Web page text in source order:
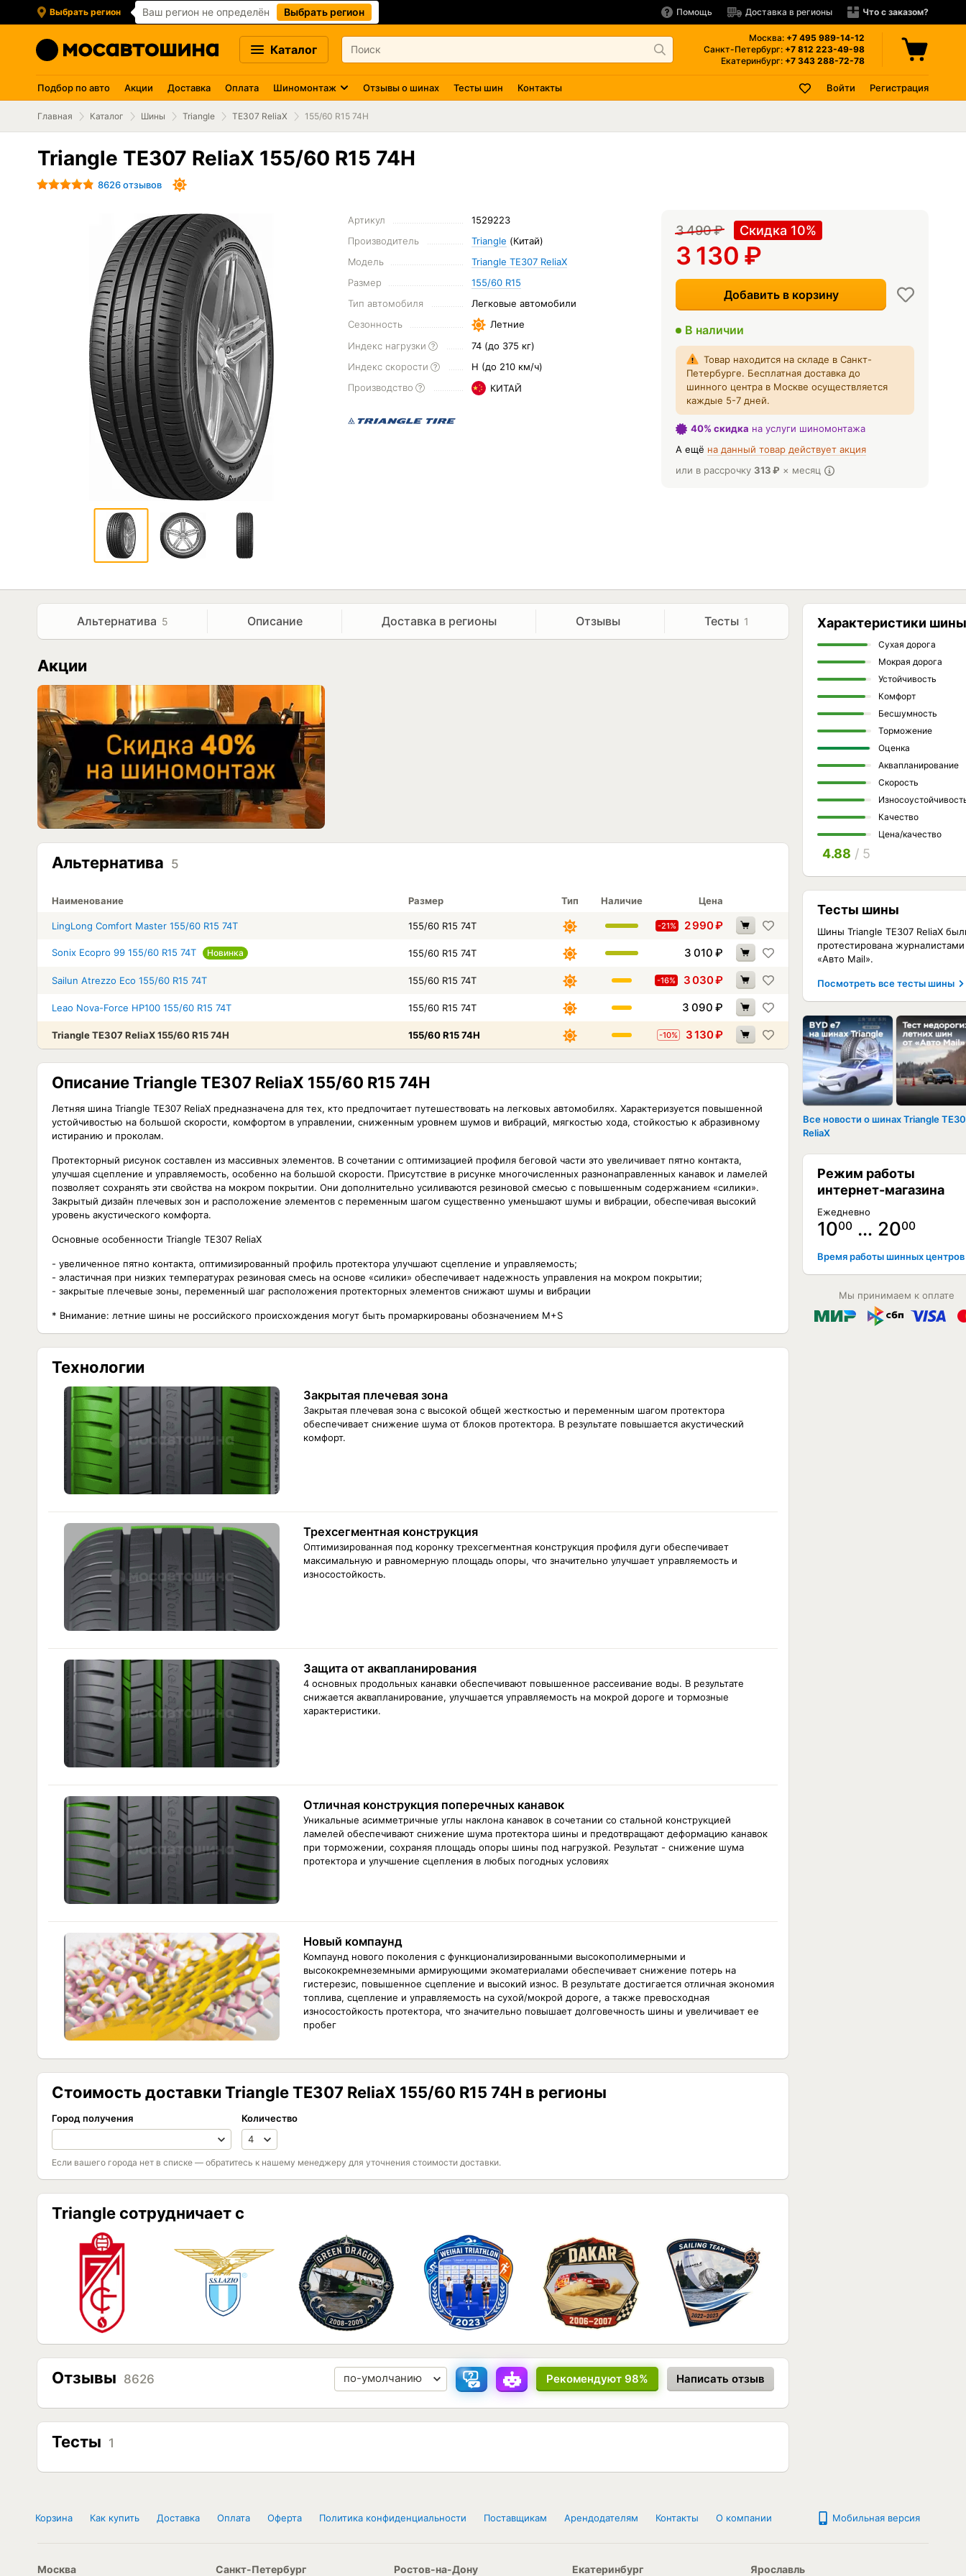
Выбрать регион Ваш регион не определён Выбрать регион Помощь Доставка в регионы Что с заказом?
Каталог
Москва: +7 495 989-14-12
Санкт-Петербург: +7 812 223-49-98
Екатеринбург: +7 343 288-72-78
Подбор по авто Акции Доставка Оплата Шиномонтаж Отзывы о шинах Тесты шин Контакты Войти Регистрация
Главная Каталог Шины Triangle TE307 ReliaX 155/60 R15 74H
Triangle TE307 ReliaX 155/60 R15 74H
8626 отзывов
Артикул
1529223
Производитель
Triangle (Китай)
Модель
Triangle TE307 ReliaX
Размер
155/60 R15
Тип автомобиля
Легковые автомобили
Сезонность
Летние
Индекс нагрузки
74 (до 375 кг)
Индекс скорости
H (до 210 км/ч)
Производство
КИТАЙ
3 490₽ Скидка 10%
3 130 ₽
Добавить в корзину
В наличии
Товар находится на складе в Санкт-
Петербурге. Бесплатная доставка до
шинного центра в Москве осуществляется
каждые 5-7 дней.
40% скидка на услуги шиномонтажа
А ещё на данный товар действует акция
или в рассрочку 313₽ × месяц
Альтернатива 5 Описание Доставка в регионы Отзывы Тесты 1
Акции
Альтернатива 5
Наименование Размер Тип Наличие Цена
LingLong Comfort Master 155/60 R15 74T 155/60 R15 74T -21% 2 990₽
Sonix Ecopro 99 155/60 R15 74T Новинка 155/60 R15 74T 3 010 ₽
Sailun Atrezzo Eco 155/60 R15 74T 155/60 R15 74T -16% 3 030₽
Leao Nova-Force HP100 155/60 R15 74T 155/60 R15 74T 3 090 ₽
Triangle TE307 ReliaX 155/60 R15 74H 155/60 R15 74H -10% 3 130₽
Описание Triangle TE307 ReliaX 155/60 R15 74H
Летняя шина Triangle TE307 ReliaX предназначена для тех, кто предпочитает путешествовать на легковых автомобилях. Характеризуется повышенной
устойчивостью на большой скорости, комфортом в управлении, сниженным уровнем шумов и вибраций, мягкостью хода, стойкостью к абразивному
истиранию и проколам.
Протекторный рисунок составлен из массивных элементов. В сочетании с оптимизацией профиля беговой части это увеличивает пятно контакта,
улучшая сцепление и управляемость, особенно на большой скорости. Присутствие в рисунке многочисленных разнонаправленных канавок и ламелей
позволяет сохранять эти свойства на мокром покрытии. Они дополнительно усиливаются резиновой смесью с повышенным содержанием «силики».
Закрытый дизайн плечевых зон и расположение элементов с переменным шагом существенно уменьшают шумы и вибрации, обеспечивая высокий
уровень акустического комфорта.
Основные особенности Triangle TE307 ReliaX
- увеличенное пятно контакта, оптимизированный профиль протектора улучшают сцепление и управляемость;
- эластичная при низких температурах резиновая смесь на основе «силики» обеспечивает надежность управления на мокром покрытии;
- закрытые плечевые зоны, переменный шаг расположения протекторных элементов снижают шумы и вибрации
* Внимание: летние шины не российского происхождения могут быть промаркированы обозначением M+S
Технологии
Закрытая плечевая зона
Закрытая плечевая зона с высокой общей жесткостью и переменным шагом протектора
обеспечивает снижение шума от блоков протектора. В результате повышается акустический
комфорт.
Трехсегментная конструкция
Оптимизированная под коронку трехсегментная конструкция профиля дуги обеспечивает
максимальную и равномерную площадь опоры, что значительно улучшает управляемость и
износостойкость.
Защита от аквапланирования
4 основных продольных канавки обеспечивают повышенное рассеивание воды. В результате
снижается аквапланирование, улучшается управляемость на мокрой дороге и тормозные
характеристики.
Отличная конструкция поперечных канавок
Уникальные асимметричные углы наклона канавок в сочетании со стальной конструкцией
ламелей обеспечивают снижение шума протектора шины и предотвращают деформацию канавок
при торможении, сохраняя площадь опоры шины под нагрузкой. Результат - снижение шума
протектора и улучшение сцепления в любых погодных условиях
Новый компаунд
Компаунд нового поколения с функционализированными высокополимерными и
высококремнеземными армирующими экоматериалами обеспечивает снижение потерь на
гистерезис, повышенное сцепление и высокий износ. В результате достигается отличная экономия
топлива, сцепление и управляемость на сухой/мокрой дороге, а также превосходная
износостойкость протектора, что значительно повышает долговечность шины и увеличивает ее
пробег
Стоимость доставки Triangle TE307 ReliaX 155/60 R15 74H в регионы
Город получения Количество
Если вашего города нет в списке — обратитесь к нашему менеджеру для уточнения стоимости доставки.
Triangle сотрудничает с
Отзывы 8626 Написать отзыв
Рекомендуют 98%
Тесты 1
Характеристики шины
Сухая дорога
Мокрая дорога
Устойчивость
Комфорт
Бесшумность
Торможение
Оценка
Аквапланирование
Скорость
Качество
Цена/качество
4.88 / 5
Тесты шины
Шины Triangle TE307 ReliaX
протестирована журналистами
«Авто Mail».
Посмотреть все тесты шины
Все новости о шинах Triangle
ReliaX
Режим работы
интернет-магазина
Ежедневно
1000 … 2000
Время работы шинных центров
Мы принимаем к оплате
Корзина Как купить Доставка Оплата Оферта Политика конфиденциальности Поставщикам Арендодателям Контакты О компании Мобильная версия
Москва Санкт-Петербург Ростов-на-Дону Екатеринбург Ярославль